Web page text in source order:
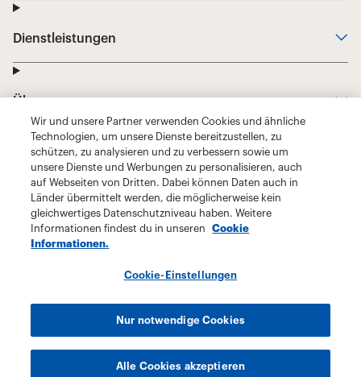
Wir und unsere Partner verwenden Cookies und ähnliche
Technologien, um unsere Dienste bereitzustellen, zu
schützen, zu analysieren und zu verbessern sowie um
unsere Dienste und Werbungen zu personalisieren, auch
auf Webseiten von Dritten. Dabei können Daten auch in
Länder übermittelt werden, die möglicherweise kein
gleichwertiges Datenschutzniveau haben. Weitere
Informationen findest du in unseren
Cookie
Informationen.
Cookie-Einstellungen
Nur notwendige Cookies
Alle Cookies akzeptieren